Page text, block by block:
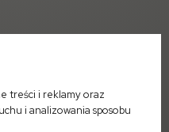
treści i reklamy oraz
i analizowania sposobu